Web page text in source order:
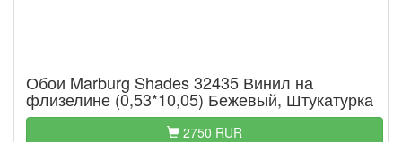
Обои Marburg Shades 32435 Винил на
флизелине (0,53*10,05) Бежевый, Штукатурка
2750 RUR